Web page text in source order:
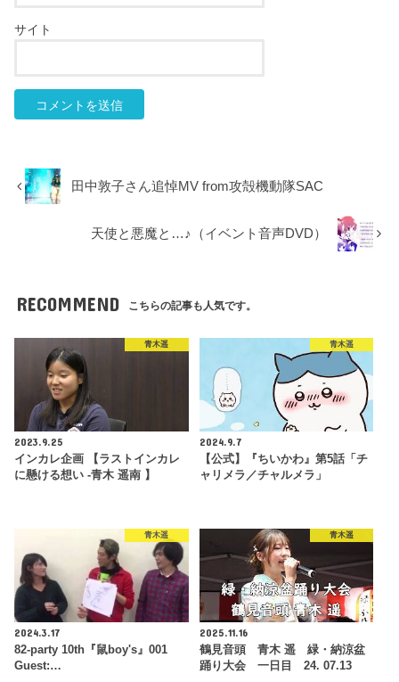
サイト
田中敦子さん追悼MV from攻殻機動隊SAC
天使と悪魔と…♪（イベント音声DVD）
RECOMMEND こちらの記事も人気です。
青木遥
2023.9.25
インカレ企画 【ラストインカレ
に懸ける想い -青木 遥南 】
青木遥
2024.9.7
【公式】『ちいかわ』第5話「チ
ャリメラ／チャルメラ」
青木遥
2024.3.17
82-party 10th『鼠boy's』001
Guest:…
青木遥
2025.11.16
鶴見音頭 青木 遥 緑・納涼盆
踊り大会 一日目 24. 07.13